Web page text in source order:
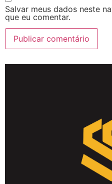
Salvar meus dados neste
que eu comentar.